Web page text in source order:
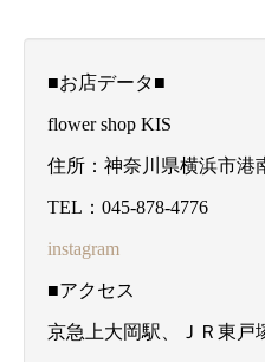
■お店データ■
flower shop KIS
住所：神奈川県横浜市港
TEL：045-878-4776
instagram
■アクセス
京急上大岡駅、ＪＲ東戸